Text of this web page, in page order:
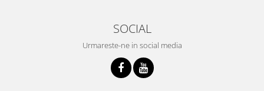
SOCIAL
Urmareste-ne in social media